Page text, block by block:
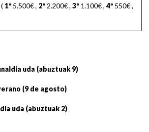
1º 5.500€, 2º 2.200€, 3º 1.100€, 4º 550€,
uda (abuztuak 9)
(9 de agosto)
uda (abuztuak 2)